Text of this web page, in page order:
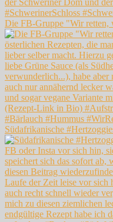
Die FB-Gruppe "Wir retten,
Südafrikanische